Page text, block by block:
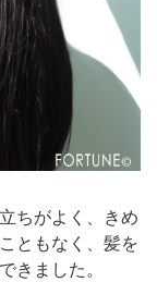
ちがよく、きめ
ともなく、髪を
きました。